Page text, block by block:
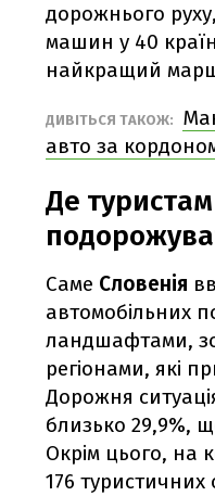
дорожнього
машин у 40
найкращий
ДИВІТЬСЯ ТАКОЖ:
авто за
Де
Саме Словенія
автомобільних
ландшафтами,
регіонами, які
Дорожня
близько 29,9%,
Окрім цього, на
176